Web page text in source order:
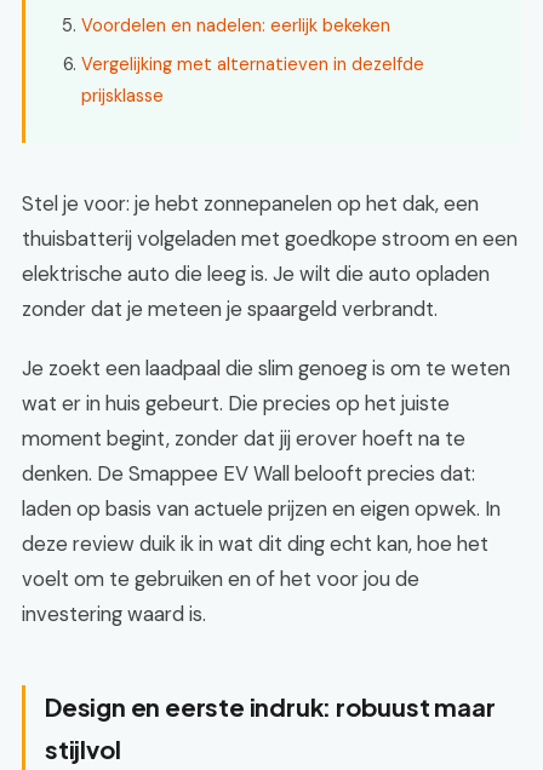
Voordelen en nadelen: eerlijk bekeken
Vergelijking met alternatieven in dezelfde
prijsklasse
Stel je voor: je hebt zonnepanelen op het dak, een
thuisbatterij volgeladen met goedkope stroom en een
elektrische auto die leeg is. Je wilt die auto opladen
zonder dat je meteen je spaargeld verbrandt.
Je zoekt een laadpaal die slim genoeg is om te weten
wat er in huis gebeurt. Die precies op het juiste
moment begint, zonder dat jij erover hoeft na te
denken. De Smappee EV Wall belooft precies dat:
laden op basis van actuele prijzen en eigen opwek. In
deze review duik ik in wat dit ding echt kan, hoe het
voelt om te gebruiken en of het voor jou de
investering waard is.
Design en eerste indruk: robuust maar
stijlvol